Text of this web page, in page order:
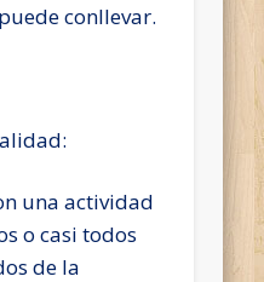
conllevar.
una actividad
o casi todos
de la